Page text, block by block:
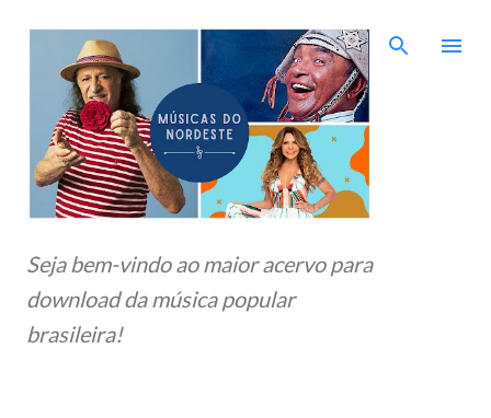
Pular para o conteúdo principal
Seja bem-vindo ao maior acervo para
download da música popular
brasileira!